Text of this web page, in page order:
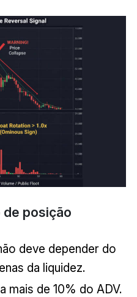
de posição
deve depender do
da liquidez.
mais de 10% do ADV.